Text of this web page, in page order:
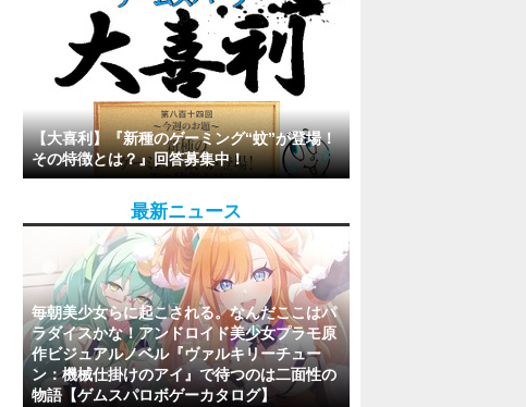
【大喜利】『新種のゲーミング“蚊”が登場！
その特徴とは？』回答募集中！
最新ニュース
毎朝美少女らに起こされる。なんだここはパ
ラダイスかな！アンドロイド美少女プラモ原
作ビジュアルノベル『ヴァルキリーチュー
ン：機械仕掛けのアイ』で待つのは二面性の
物語【ゲムスパロボゲーカタログ】